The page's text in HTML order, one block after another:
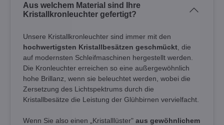
Aus welchem Material sind Ihre
Kristallkronleuchter gefertigt?
Unsere Kristallkronleuchter sind immer mit den
hochwertigsten Kristallbesätzen geschmückt , die
auf modernsten Schleifmaschinen hergestellt werden.
Die Kronleuchter erreichen so eine außergewöhnlich
hohe Brillanz, wenn sie beleuchtet werden, wobei die
Zersetzung des Lichtspektrums durch die
Kristallbesätze die Leistung der Glühbirnen vervielfacht.
Wenn Sie also einen „Kristalllüster" aus gewöhnlichem